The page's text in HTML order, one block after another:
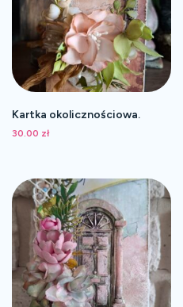
Kartka okolicznościowa.
30.00 zł